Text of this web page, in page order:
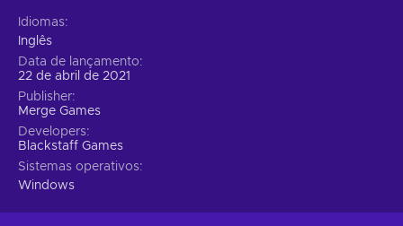
Idiomas
Inglês
Data de lançamento
22 de abril de 2021
Publisher
Merge Games
Developers
Blackstaff Games
Sistemas operativos
Windows